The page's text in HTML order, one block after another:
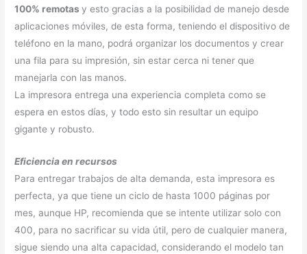
100% remotasy esto gracias a la posibilidad de manejo desde
aplicaciones móviles, de esta forma, teniendo el dispositivo de
teléfono en la mano, podrá organizar los documentos y crear
una fila para su impresión, sin estar cerca ni tener que
manejarla con las manos.
La impresora entrega una experiencia completa como se
espera en estos días, y todo esto sin resultar un equipo
gigante y robusto.
Eficiencia en recursos
Para entregar trabajos de alta demanda, esta impresora es
perfecta, ya que tiene un ciclo de hasta 1000 páginas por
mes, aunque HP, recomienda que se intente utilizar solo con
400, para no sacrificar su vida útil, pero de cualquier manera,
sigue siendo una alta capacidad, considerando el modelo tan